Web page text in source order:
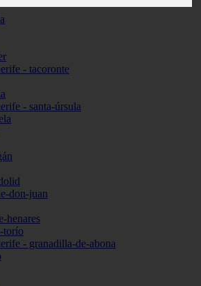
- tacoronte
- santa-úrsula
don-juan
henares
torío
- granadilla-de-abona